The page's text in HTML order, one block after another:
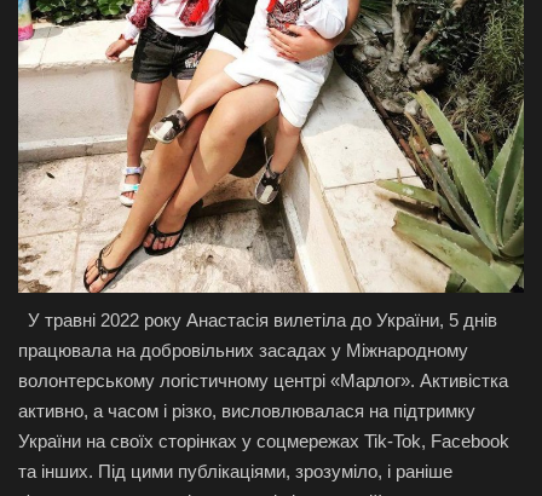
У травні 2022 року Анастасія вилетіла до України, 5 днів
працювала на добровільних засадах у Міжнародному
волонтерському логістичному центрі «Марлог». Активістка
активно, а часом і різко, висловлювалася на підтримку
України на своїх сторінках у соцмережах Tik-Tok, Facebook
та інших. Під цими публікаціями, зрозуміло, і раніше